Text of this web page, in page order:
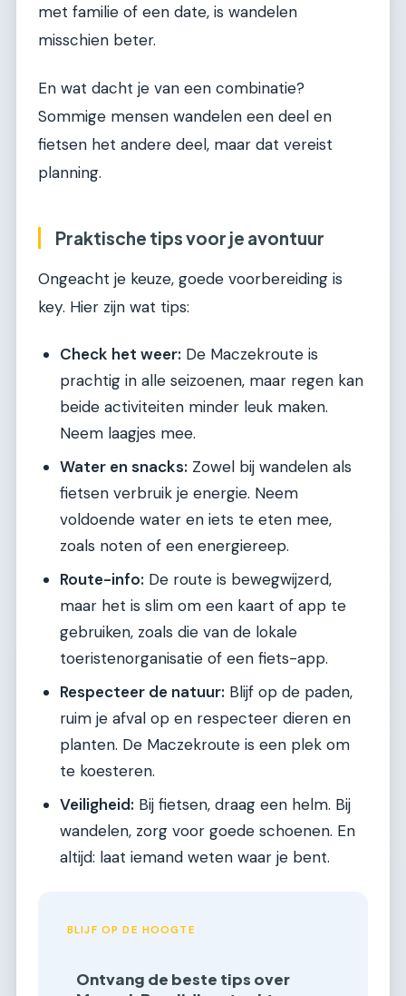
met familie of een date, is wandelen
misschien beter.
En wat dacht je van een combinatie?
Sommige mensen wandelen een deel en
fietsen het andere deel, maar dat vereist
planning.
Praktische tips voor je avontuur
Ongeacht je keuze, goede voorbereiding is
key. Hier zijn wat tips:
Check het weer: De Maczekroute is
prachtig in alle seizoenen, maar regen kan
beide activiteiten minder leuk maken.
Neem laagjes mee.
Water en snacks: Zowel bij wandelen als
fietsen verbruik je energie. Neem
voldoende water en iets te eten mee,
zoals noten of een energiereep.
Route-info: De route is bewegwijzerd,
maar het is slim om een kaart of app te
gebruiken, zoals die van de lokale
toeristenorganisatie of een fiets-app.
Respecteer de natuur: Blijf op de paden,
ruim je afval op en respecteer dieren en
planten. De Maczekroute is een plek om
te koesteren.
Veiligheid: Bij fietsen, draag een helm. Bij
wandelen, zorg voor goede schoenen. En
altijd: laat iemand weten waar je bent.
BLIJF OP DE HOOGTE
Ontvang de beste tips over